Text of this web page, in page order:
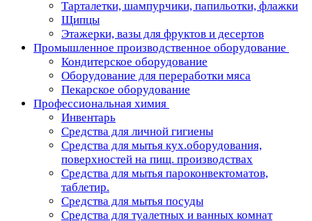
Тарталетки, шампурчики, папильотки, флажки
Щипцы
Этажерки, вазы для фруктов и десертов
Промышленное производственное оборудование
Кондитерское оборудование
Оборудование для переработки мяса
Пекарское оборудование
Профессиональная химия
Инвентарь
Средства для личной гигиены
Средства для мытья кух.оборудования,
поверхностей на пищ. производствах
Средства для мытья пароконвектоматов,
таблетир.
Средства для мытья посуды
Средства для туалетных и ванных комнат